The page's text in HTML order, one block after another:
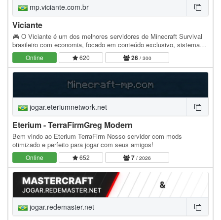
mp.viciante.com.br
Viciante
🎮 O Viciante é um dos melhores servidores de Minecraft Survival
brasileiro com economia, focado em conteúdo exclusivo, sistemas
únicos e uma comunidade ativa todos os…
Online 620 26/ 300
jogar.eteriumnetwork.net
Eterium - TerraFirmGreg Modern
Bem vindo ao Eterium TerraFirm Nosso servidor com mods
otimizado e perfeito para jogar com seus amigos!
Online 652 7 / 2026
jogar.redemaster.net